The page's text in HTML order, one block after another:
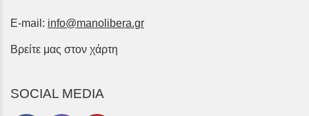
E-mail: info@manolibera.gr
Βρείτε μας στον χάρτη
SOCIAL MEDIA